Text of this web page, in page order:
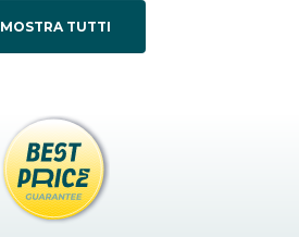
MOSTRA TUTTI